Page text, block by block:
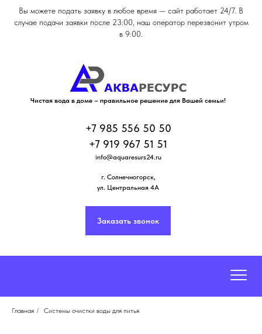
Вы можете подать заявку в любое время — сайт работает 24/7. В
случае подачи заявки после 23:00, наш оператор перезвонит утром
в 9:00.
Чистая вода в доме – правильное решение для Вашей семьи!
+7 985 556 50 50
+7 919 967 51 51
info@aquaresurs24.ru
г. Солнечногорск,
ул. Центральная 4А
Заказать звонок
Главная / Системы очистки воды для питья